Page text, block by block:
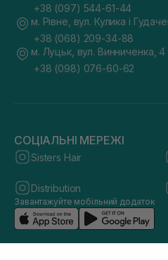
+38 (097) 544-61-44
м. Рівне, вул. Кулика і
+38 (068) 209-34-88
м. Луцьк, вул. Винниченка, 4
+38 (098) 076-60-62
СОЦІАЛЬНІ МЕРЕЖІ
Sisters Hair
Distribution
Завантажуйте мобільний додаток